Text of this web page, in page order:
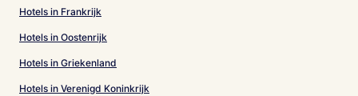
Hotels in Frankrijk
Hotels in Oostenrijk
Hotels in Griekenland
Hotels in Verenigd Koninkrijk